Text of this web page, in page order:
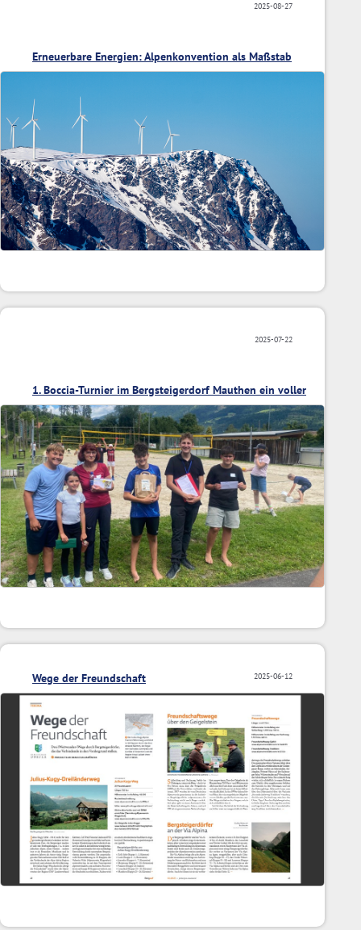
2025-08-27
Erneuerbare Energien: Alpenkonvention als Maßstab
2025-07-22
1. Boccia-Turnier im Bergsteigerdorf Mauthen ein voller
Erfolg
2025-06-12
Wege der Freundschaft